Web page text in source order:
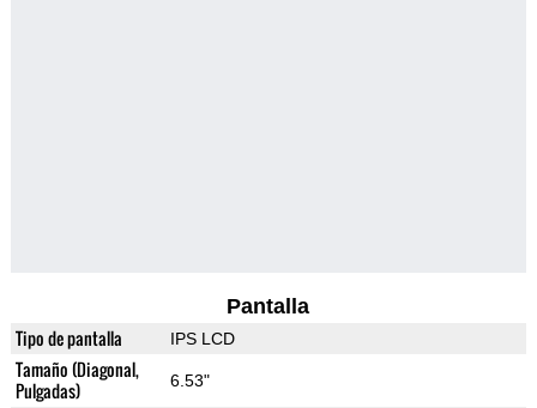
Pantalla
Tipo de pantalla IPS LCD
Tamaño (Diagonal,
Pulgadas)
6.53"